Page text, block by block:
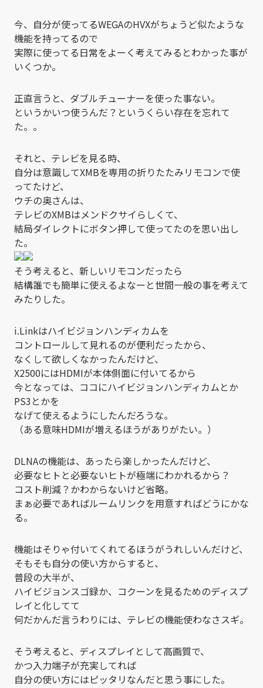
今、自分が使ってるWEGAのHVXがちょうど似たような
機能を持ってるので
実際に使ってる日常をよーく考えてみるとわかった事が
いくつか。
正直言うと、ダブルチューナーを使った事ない。
というかいつ使うんだ？というくらい存在を忘れて
た。。
それと、テレビを見る時、
自分は意識してXMBを専用の折りたたみリモコンで使
ってたけど、
ウチの奥さんは、
テレビのXMBはメンドクサイらしくて、
結局ダイレクトにボタン押して使ってたのを思い出し
た。
そう考えると、新しいリモコンだったら
結構誰でも簡単に使えるよなーと世間一般の事を考えて
みたりした。
i.Linkはハイビジョンハンディカムを
コントロールして見れるのが便利だったから、
なくして欲しくなかったんだけど、
X2500にはHDMIが本体側面に付いてるから
今となっては、ココにハイビジョンハンディカムとか
PS3とかを
なげて使えるようにしたんだろうな。
（ある意味HDMIが増えるほうがありがたい。）
DLNAの機能は、あったら楽しかったんだけど、
必要なヒトと必要ないヒトが極端にわかれるから？
コスト削減？かわからないけど省略。
まぁ必要であればルームリンクを用意すればどうにかな
る。
機能はそりゃ付いてくれてるほうがうれしいんだけど、
そもそも自分の使い方からすると、
普段の大半が、
ハイビジョンスゴ録か、コクーンを見るためのディスプ
レイと化してて
何だかんだ言うわりには、テレビの機能使わなさスギ。
そう考えると、ディスプレイとして高画質で、
かつ入力端子が充実してれば
自分の使い方にはピッタリなんだと思う事にした。